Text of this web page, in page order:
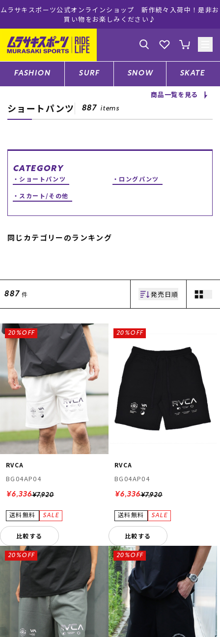
々入荷中！是非お ムラサキスポーツ公式オンラインショップ
注文で送料無料！(※一部対象外
ゲスト様
ログイン 会員登録
店舗一覧
CATEGORY
ファッションTOP
スノーTOP
ブランド一覧
特集一覧
RIDE LIFE MAGAZINE一
覧
スタッフスナップ
中古/アウトレット サー
フ
中古/アウトレット スノ
ご利用ガイド
会員ランク
店頭受取サービス
ギフトラッピング
アフターサポート
下取り保証について
よくある質問
店舗一覧
お問い合わせ
ニュース
ムラサキスポーツ 公式アプリ
ポイント・クーポンもこのアプリで！
FASHION SURF SNOW SKATE
商品一覧を見る
ショートパンツ 887 items
CATEGORY
ショートパンツ
ロングパンツ
スカート/その他
同じカテゴリーのランキング
887 件 発売日順
RVCA
BG04AP04
¥7,920
20%OFF
¥6,336
比較する
RVCA
BG04AP04
¥7,920
20%OFF
¥6,336
比較する
20%OFF 20%OFF